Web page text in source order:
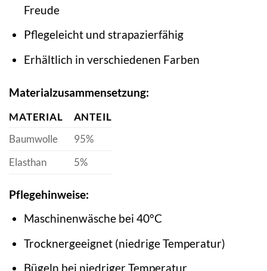
Freude
Pflegeleicht und strapazierfähig
Erhältlich in verschiedenen Farben
Materialzusammensetzung:
MATERIAL
ANTEIL
Baumwolle
95%
Elasthan
5%
Pflegehinweise:
Maschinenwäsche bei 40°C
Trocknergeeignet (niedrige Temperatur)
Bügeln bei niedriger Temperatur